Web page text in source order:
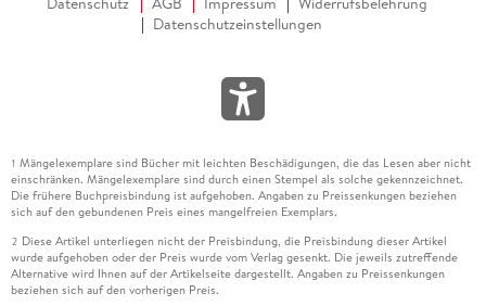
Datenschutzeinstellungen
1 Mängelexemplare sind Bücher mit leichten Beschädigungen, die das Lesen aber nicht
einschränken. Mängelexemplare sind durch einen Stempel als solche gekennzeichnet.
Die frühere Buchpreisbindung ist aufgehoben. Angaben zu Preissenkungen beziehen
sich auf den gebundenen Preis eines mangelfreien Exemplars.
2 Diese Artikel unterliegen nicht der Preisbindung, die Preisbindung dieser Artikel
wurde aufgehoben oder der Preis wurde vom Verlag gesenkt. Die jeweils zutreffende
Alternative wird Ihnen auf der Artikelseite dargestellt. Angaben zu Preissenkungen
beziehen sich auf den vorherigen Preis.